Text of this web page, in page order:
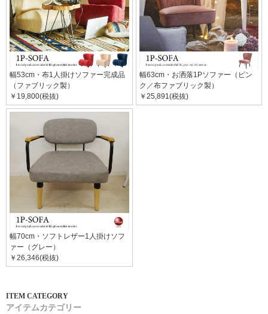
幅53cm・布1人掛けソファー完成品
（ファブリック製）
￥19,800(税抜)
幅63cm・お洒落1Pソファー（ピン
ク／布ファブリック製）
￥25,891(税抜)
幅70cm・ソフトレザー1人掛けソフ
ァー（グレー）
￥26,346(税抜)
アイテムカテゴリー